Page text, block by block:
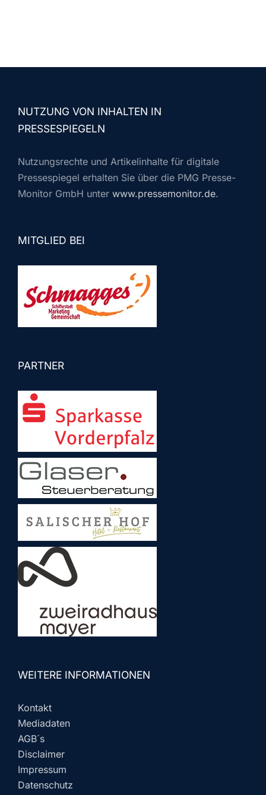
NUTZUNG VON INHALTEN IN
PRESSESPIEGELN
Nutzungsrechte und Artikelinhalte für digitale
Pressespiegel erhalten Sie über die PMG Presse-
Monitor GmbH unter www.pressemonitor.de.
MITGLIED BEI
PARTNER
WEITERE INFORMATIONEN
Kontakt
Mediadaten
AGB´s
Disclaimer
Impressum
Datenschutz